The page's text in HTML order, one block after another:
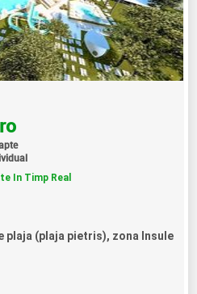
In Timp Real
plaja (plaja pietris), zona Insule